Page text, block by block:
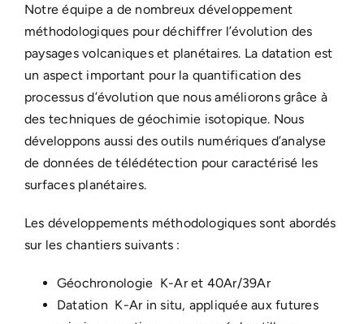
Notre équipe a de nombreux développement
méthodologiques pour déchiffrer l’évolution des
paysages volcaniques et planétaires. La datation est
un aspect important pour la quantification des
processus d’évolution que nous améliorons grâce à
des techniques de géochimie isotopique. Nous
développons aussi des outils numériques d’analyse
de données de télédétection pour caractérisé les
surfaces planétaires.
Les développements méthodologiques sont abordés
sur les chantiers suivants :
Géochronologie K-Ar et 40Ar/39Ar
Datation K-Ar in situ, appliquée aux futures